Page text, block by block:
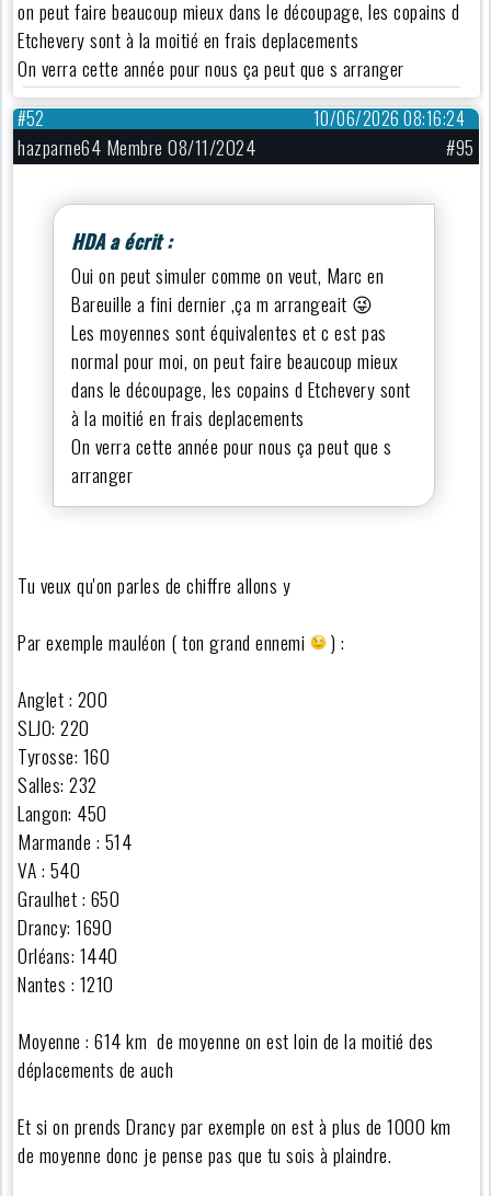
on peut faire beaucoup mieux dans le découpage, les copains d
Etchevery sont à la moitié en frais deplacements
On verra cette année pour nous ça peut que s arranger
10/06/2026 08:16:24
#52
hazparne64 Membre 08/11/2024 #95
HDA a écrit :
Oui on peut simuler comme on veut, Marc en
Bareuille a fini dernier ,ça m arrangeait 😜
Les moyennes sont équivalentes et c est pas
normal pour moi, on peut faire beaucoup mieux
dans le découpage, les copains d Etchevery sont
à la moitié en frais deplacements
On verra cette année pour nous ça peut que s
arranger
Tu veux qu'on parles de chiffre allons y
Par exemple mauléon ( ton grand ennemi
) :
Anglet : 200
SLJO: 220
Tyrosse: 160
Salles: 232
Langon: 450
Marmande : 514
VA : 540
Graulhet : 650
Drancy: 1690
Orléans: 1440
Nantes : 1210
Moyenne : 614 km de moyenne on est loin de la moitié des
déplacements de auch
Et si on prends Drancy par exemple on est à plus de 1000 km
de moyenne donc je pense pas que tu sois à plaindre.